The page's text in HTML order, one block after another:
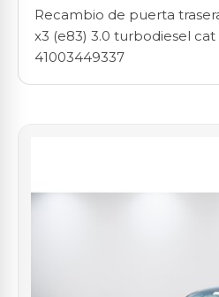
Recambio de puerta
x3 (e83) 3.0 turbodiesel
41003449337